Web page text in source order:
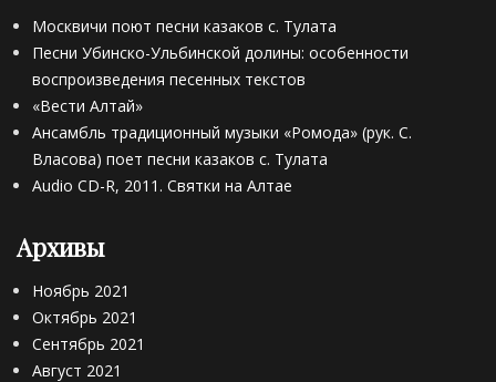
Москвичи поют песни казаков с. Тулата
Песни Убинско-Ульбинской долины: особенности
воспроизведения песенных текстов
«Вести Алтай»
Ансамбль традиционный музыки «Ромода» (рук. С.
Власова) поет песни казаков с. Тулата
Audio CD-R, 2011. Святки на Алтае
Архивы
Ноябрь 2021
Октябрь 2021
Сентябрь 2021
Август 2021